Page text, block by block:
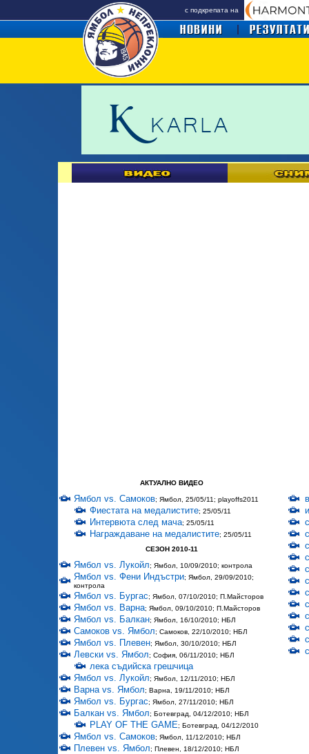
с подкрепата на
АКТУАЛНО ВИДЕО
Ямбол vs. Самоков; Ямбол, 25/05/11; playoffs2011
Фиестата на медалистите; 25/05/11
Интервюта след мача; 25/05/11
Награждаване на медалистите; 25/05/11
СЕЗОН 2010-11
Ямбол vs. Лукойл; Ямбол, 10/09/2010; контрола
Ямбол vs. Фени Индъстри; Ямбол, 29/09/2010;
контрола
Ямбол vs. Бургас; Ямбол, 07/10/2010; П.Майсторов
Ямбол vs. Варна; Ямбол, 09/10/2010; П.Майсторов
Ямбол vs. Балкан; Ямбол, 16/10/2010; НБЛ
Самоков vs. Ямбол; Самоков, 22/10/2010; НБЛ
Ямбол vs. Плевен; Ямбол, 30/10/2010; НБЛ
Левски vs. Ямбол; София, 06/11/2010; НБЛ
лека съдийска грешчица
Ямбол vs. Лукойл; Ямбол, 12/11/2010; НБЛ
Варна vs. Ямбол; Варна, 19/11/2010; НБЛ
Ямбол vs. Бургас; Ямбол, 27/11/2010; НБЛ
Балкан vs. Ямбол; Ботевград, 04/12/2010; НБЛ
PLAY OF THE GAME; Ботевград, 04/12/2010
Ямбол vs. Самоков; Ямбол, 11/12/2010; НБЛ
Плевен vs. Ямбол; Плевен, 18/12/2010; НБЛ